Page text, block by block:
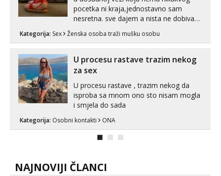
pocetka ni kraja,jednostavno sam
nesretna. sve dajem a nista ne dobivam
zadovoljiti moje potrebe,ne trazim puno
volim njezan seks i njezne poljupce po
tijelu koji me jako pale,obozavam kad
Kategorija: Sex Ženska osoba traži mušku osobu
U procesu rastave trazim nekog
za sex
U procesu rastave , trazim nekog da
isproba sa mnom ono sto nisam mogla
i smjela do sada
Kategorija: Osobni kontakti ONA
NAJNOVIJI ČLANCI